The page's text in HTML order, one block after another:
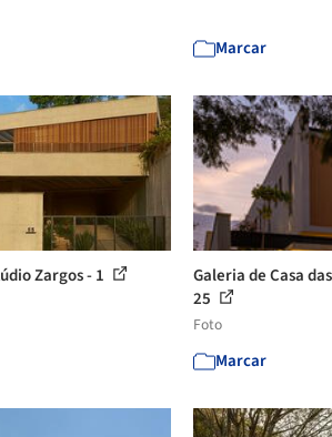
Marcar
Zargos - 1
Galeria de Casa
25
Foto
Marcar